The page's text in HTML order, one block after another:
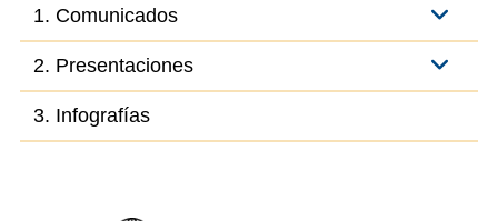
1. Comunicados
2. Presentaciones
3. Infografías